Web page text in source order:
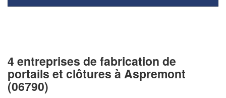
4 entreprises de fabrication de
portails et clôtures à Aspremont
(06790)